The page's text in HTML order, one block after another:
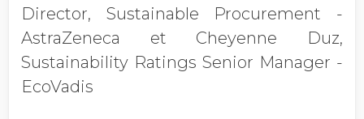
Director, Sustainable Procurement -
AstraZeneca et Cheyenne Duz,
Sustainability Ratings Senior Manager -
EcoVadis